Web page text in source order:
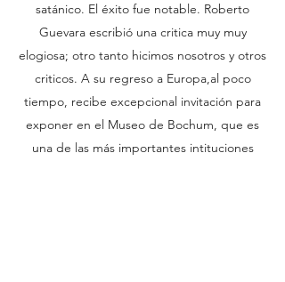
satánico. El éxito fue notable. Roberto
Guevara escribió una critica muy muy
elogiosa; otro tanto hicimos nosotros y otros
criticos. A su regreso a Europa,al poco
tiempo, recibe excepcional invitación para
exponer en el Museo de Bochum, que es
una de las más importantes intituciones